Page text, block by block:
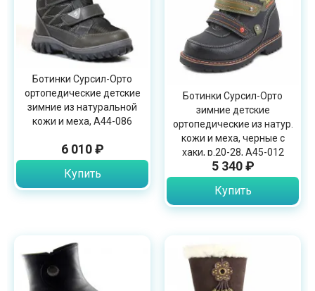
Ботинки Сурсил-Орто
ортопедические детские
зимние из натуральной
кожи и меха, А44-086
6 010 ₽
Купить
Ботинки Сурсил-Орто
зимние детские
ортопедические из натур.
кожи и меха, черные с
хаки, р.20-28, A45-012
5 340 ₽
Купить